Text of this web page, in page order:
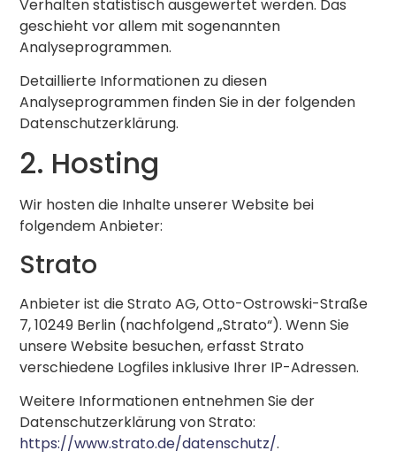
Verhalten statistisch ausgewertet werden. Das
geschieht vor allem mit sogenannten
Analyseprogrammen.
Detaillierte Informationen zu diesen
Analyseprogrammen finden Sie in der folgenden
Datenschutzerklärung.
2. Hosting
Wir hosten die Inhalte unserer Website bei
folgendem Anbieter:
Strato
Anbieter ist die Strato AG, Otto-Ostrowski-Straße
7, 10249 Berlin (nachfolgend „Strato“). Wenn Sie
unsere Website besuchen, erfasst Strato
verschiedene Logfiles inklusive Ihrer IP-Adressen.
Weitere Informationen entnehmen Sie der
Datenschutzerklärung von Strato:
https://www.strato.de/datenschutz/.